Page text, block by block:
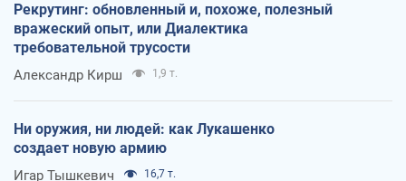
Рекрутинг: обновленный и, похоже, полезный
вражеский опыт, или Диалектика
требовательной трусости
Александр Кирш 1,9 т.
Ни оружия, ни людей: как Лукашенко
создает новую армию
Игар Тышкевич 16,7 т.